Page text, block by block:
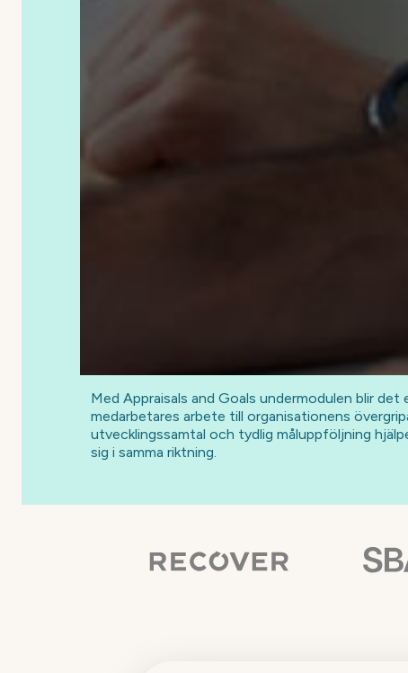
Med Appraisals and Goals undermodulen blir det
medarbetares arbete till organisationens
utvecklingssamtal och tydlig måluppföljning
sig i samma riktning.